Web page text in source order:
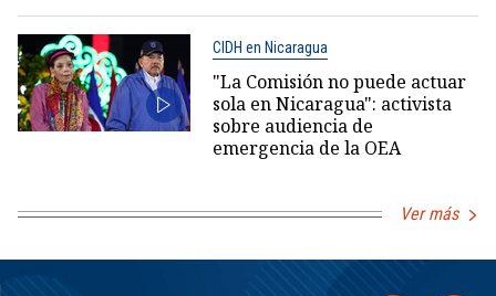
CIDH en Nicaragua
"La Comisión no puede actuar
sola en Nicaragua": activista
sobre audiencia de
emergencia de la OEA
Ver más